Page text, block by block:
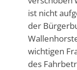
ist nicht
der
wichtigen
des